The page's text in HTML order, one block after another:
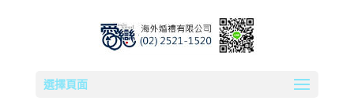
選擇頁面